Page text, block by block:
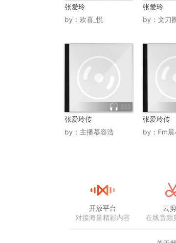
张爱玲
by： 欢喜_悦
张爱玲
by： 文刀
833
张爱玲传
by： 主播慕容浩
张爱玲传
by： Fm
开放平台
对接海量精彩内容
云
在线音频